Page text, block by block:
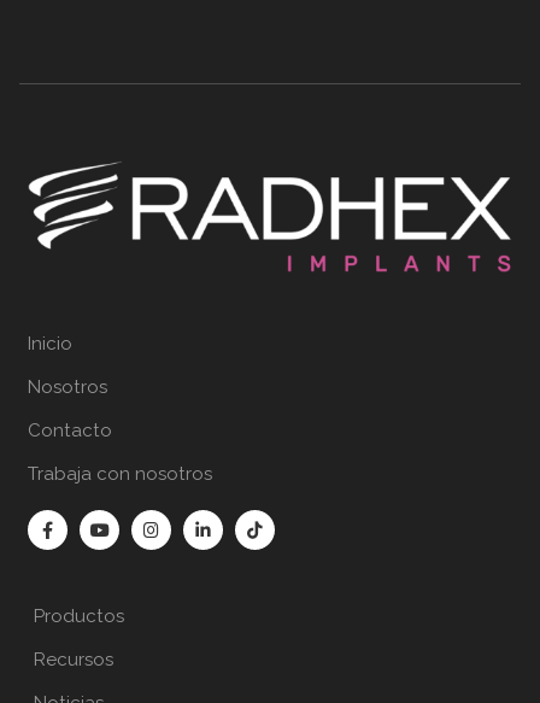
Inicio
Nosotros
Contacto
Trabaja con nosotros
Productos
Recursos